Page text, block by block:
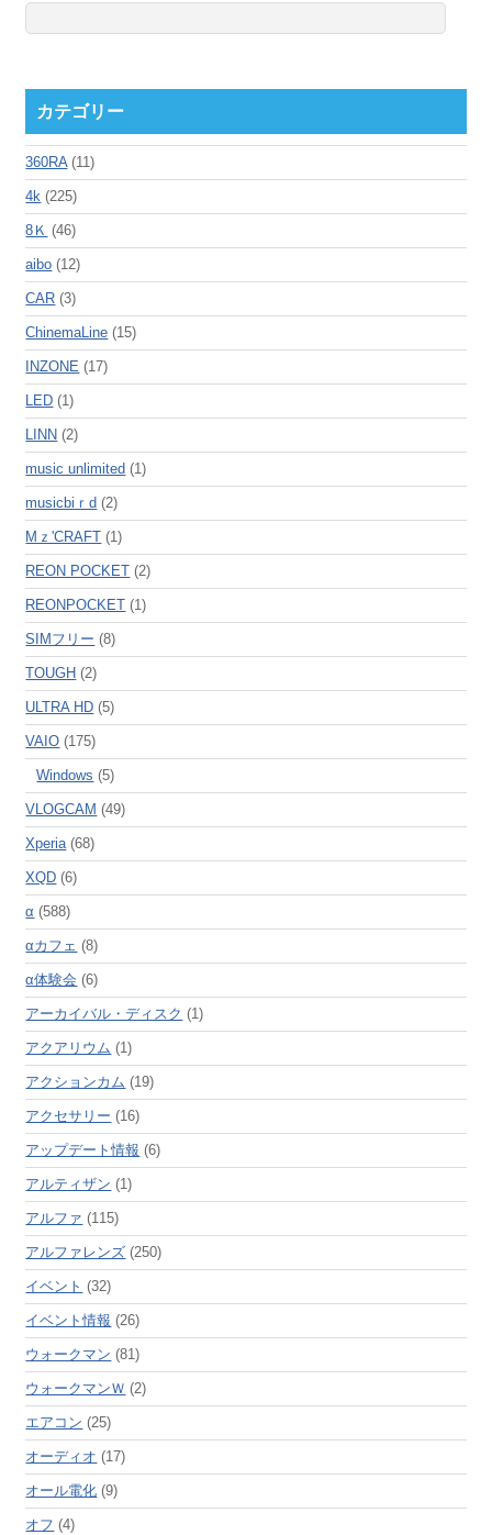
カテゴリー
360RA(11)
4k (225)
8Ｋ (46)
aibo (12)
CAR (3)
ChinemaLine (15)
INZONE (17)
LED (1)
LINN (2)
music unlimited (1)
musicbiｒd (2)
Mｚ'CRAFT (1)
REON POCKET (2)
REONPOCKET (1)
SIMフリー (8)
TOUGH (2)
ULTRA HD (5)
VAIO (175)
Windows (5)
VLOGCAM (49)
Xperia(68)
XQD (6)
α (588)
αカフェ (8)
α体験会 (6)
アーカイバル・ディスク (1)
アクアリウム (1)
アクションカム (19)
アクセサリー (16)
アップデート情報 (6)
アルティザン (1)
アルファ (115)
アルファレンズ (250)
イベント (32)
イベント情報 (26)
ウォークマン (81)
ウォークマンＷ (2)
エアコン (25)
オーディオ (17)
オール電化 (9)
オフ (4)